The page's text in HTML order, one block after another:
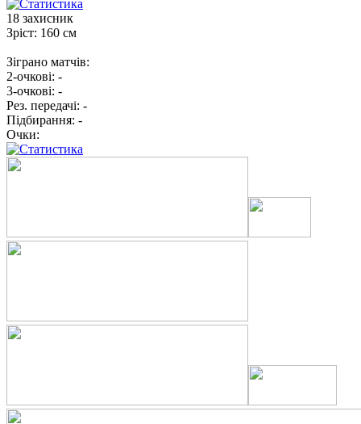
18 захисник
Зріст: 160 см
Зіграно матчів:
2-очкові: -
3-очкові: -
Рез. передачі: -
Підбирання: -
Очки: